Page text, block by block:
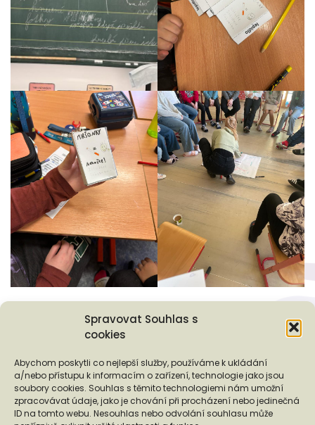
Spravovat Souhlas s
cookies
Abychom poskytli co nejlepší služby, používáme k ukládání
a/nebo přístupu k informacím o zařízení, technologie jako jsou
soubory cookies. Souhlas s těmito technologiemi nám umožní
zpracovávat údaje, jako je chování při procházení nebo jedinečná
ID na tomto webu. Nesouhlas nebo odvolání souhlasu může
Preventivní programy